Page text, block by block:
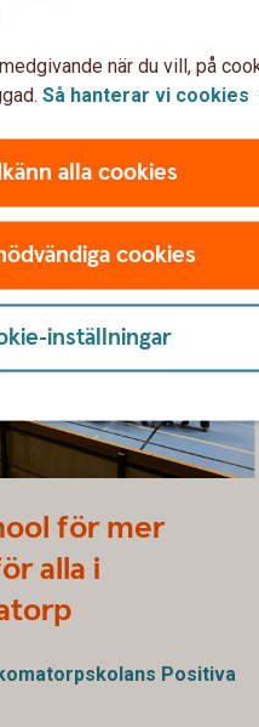
för mer
alla i
Positiva
när du vill, på
Så hanterar vi cookies
alla cookies
cookies
inställningar